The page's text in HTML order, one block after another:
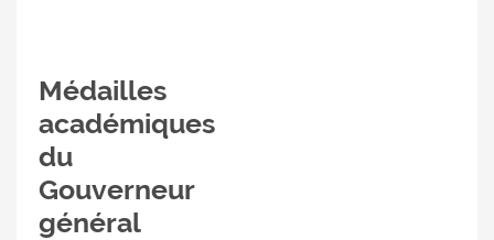
Médailles
académiques
du
Gouverneur
général